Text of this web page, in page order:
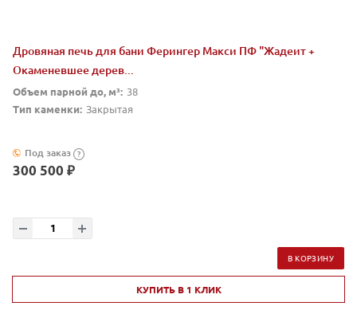
Дровяная печь для бани Ферингер Макси ПФ "Жадеит +
Окаменевшее дерев...
Объем парной до, м³: 38
Тип каменки: Закрытая
Под заказ ?
300 500 ₽
В КОРЗИНУ
КУПИТЬ В 1 КЛИК